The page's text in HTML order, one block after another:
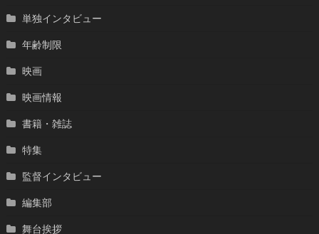
単独インタビュー
年齢制限
映画
映画情報
書籍・雑誌
特集
監督インタビュー
編集部
舞台挨拶